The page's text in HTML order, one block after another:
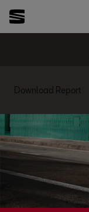
Download Report